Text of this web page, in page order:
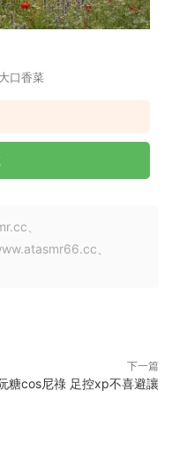
口香菜
、
、
下一篇
糖cos尼祿 足控xp不喜避讓